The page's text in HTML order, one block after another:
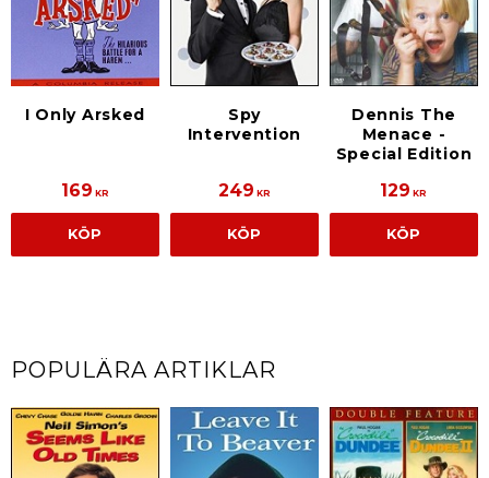
I Only Arsked
169 KR
KÖP
Spy
Intervention
249 KR
KÖP
Dennis The
Menace -
Special Edition
129 KR
KÖP
POPULÄRA ARTIKLAR